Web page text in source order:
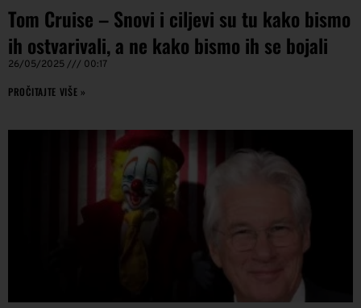
Tom Cruise – Snovi i ciljevi su tu kako bismo
ih ostvarivali, a ne kako bismo ih se bojali
26/05/2025 00:17
PROČITAJTE VIŠE »